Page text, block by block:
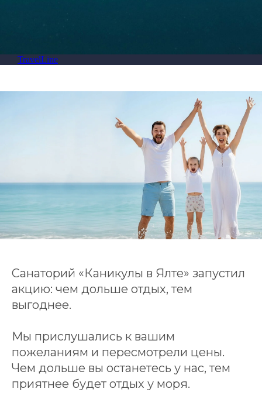
TravelLine
Санаторий «Каникулы в Ялте» запустил
акцию: чем дольше отдых, тем
выгоднее.
Мы прислушались к вашим
пожеланиям и пересмотрели цены.
Чем дольше вы останетесь у нас, тем
приятнее будет отдых у моря.